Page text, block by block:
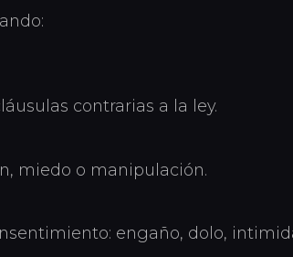
contrarias a la ley.
miedo o manipulación.
engaño, dolo,